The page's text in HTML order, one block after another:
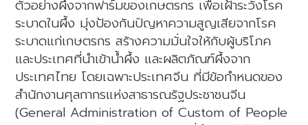
ตัวอย่างผึ้งจากฟาร์มของเกษตรกร เพื่อเฝ้าระวังโรค
ระบาดในผึ้ง มุ่งป้องกันปัญหาความสูญเสียจากโรค
ระบาดแก่เกษตรกร สร้างความมั่นใจให้กับผู้บริโภค
และประเทศที่นำเข้าน้ำผึ้ง และผลิตภัณฑ์ผึ้งจาก
ประเทศไทย โดยเฉพาะประเทศจีน ที่มีข้อกำหนดของ
สำนักงานศุลกากรแห่งสาธารณรัฐประชาชนจีน
(General Administration of Custom of People